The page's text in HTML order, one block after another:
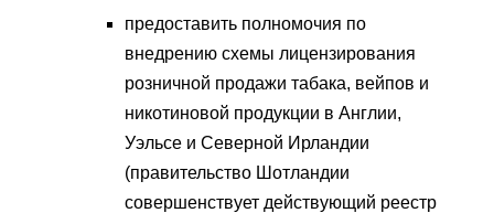
предоставить полномочия по
внедрению схемы лицензирования
розничной продажи табака, вейпов и
никотиновой продукции в Англии,
Уэльсе и Северной Ирландии
(правительство Шотландии
совершенствует действующий реестр